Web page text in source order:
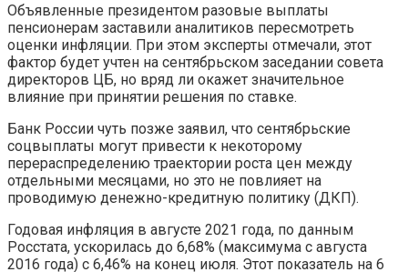
Объявленные президентом разовые выплаты
пенсионерам заставили аналитиков пересмотреть
оценки инфляции. При этом эксперты отмечали, этот
фактор будет учтен на сентябрьском заседании совета
директоров ЦБ, но вряд ли окажет значительное
влияние при принятии решения по ставке.
Банк России чуть позже заявил, что сентябрьские
соцвыплаты могут привести к некоторому
перераспределению траектории роста цен между
отдельными месяцами, но это не повлияет на
проводимую денежно-кредитную политику (ДКП).
Годовая инфляция в августе 2021 года, по данным
Росстата, ускорилась до 6,68% (максимума с августа
2016 года) с 6,46% на конец июля. Этот показатель на 6